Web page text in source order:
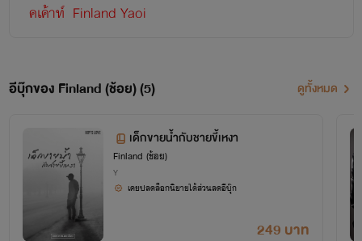
คเค้าท์ Finland Yaoi
หรือ เมล์ได้ที่ finland.yaoi@gmail.com
ขอบคุณที่กรุณาติดตามมาตลอดค่า
อีบุ๊กของ Finland (ช้อย) (5) ดูทั้งหมด
เด็กขายน้ำกับชายขี้เหงา
Finland (ช้อย)
Y
249 บาท
เคยปลดล็อกนิยายได้ส่วนลดอีบุ๊ก